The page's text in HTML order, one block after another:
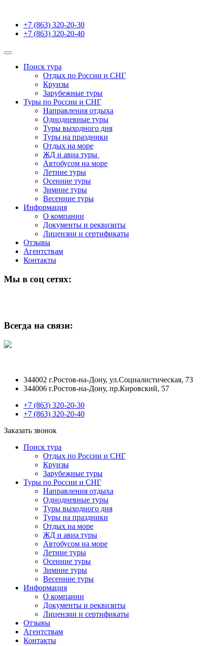
+7 (863) 320-20-30
+7 (863) 320-20-40
Поиск тура
Отдых по России и СНГ
Круизы
Зарубежные туры
Туры по России и СНГ
Направления отдыха
Однодневные туры
Туры выходного дня
Туры на праздники
Отдых на море
ЖД и авиа туры
Автобусом на море
Летние туры
Осенние туры
Зимние туры
Весенние туры
Информация
О компании
Документы и реквизиты
Лицензии и сертификаты
Отзывы
Агентствам
Контакты
Мы в соц сетях:
Всегда на связи:
344002 г.Ростов-на-Дону, ул.Социалистическая, 73
344006 г.Ростов-на-Дону, пр.Кировский, 57
+7 (863) 320-20-30
+7 (863) 320-20-40
Заказать звонок
Поиск тура
Отдых по России и СНГ
Круизы
Зарубежные туры
Туры по России и СНГ
Направления отдыха
Однодневные туры
Туры выходного дня
Туры на праздники
Отдых на море
ЖД и авиа туры
Автобусом на море
Летние туры
Осенние туры
Зимние туры
Весенние туры
Информация
О компании
Документы и реквизиты
Лицензии и сертификаты
Отзывы
Агентствам
Контакты